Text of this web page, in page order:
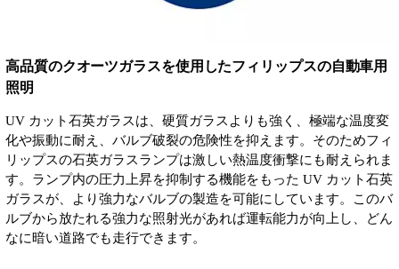
高品質のクオーツガラスを使用したフィリップスの自動車用
照明
UV カット石英ガラスは、硬質ガラスよりも強く、極端な温度変
化や振動に耐え、バルブ破裂の危険性を抑えます。そのためフィ
リップスの石英ガラスランプは激しい熱温度衝撃にも耐えられま
す。ランプ内の圧力上昇を抑制する機能をもった UV カット石英
ガラスが、より強力なバルブの製造を可能にしています。このバ
ルブから放たれる強力な照射光があれば運転能力が向上し、どん
なに暗い道路でも走行できます。